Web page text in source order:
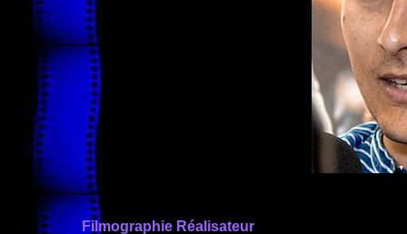
Filmographie Réalisateur